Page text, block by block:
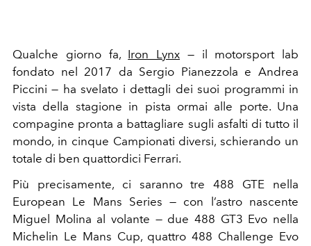
Qualche giorno fa, Iron Lynx — il motorsport lab
fondato nel 2017 da Sergio Pianezzola e Andrea
Piccini — ha svelato i dettagli dei suoi programmi in
vista della stagione in pista ormai alle porte. Una
compagine pronta a battagliare sugli asfalti di tutto il
mondo, in cinque Campionati diversi, schierando un
totale di ben quattordici Ferrari.
Più precisamente, ci saranno tre 488 GTE nella
European Le Mans Series — con l’astro nascente
Miguel Molina al volante — due 488 GT3 Evo nella
Michelin Le Mans Cup, quattro 488 Challenge Evo